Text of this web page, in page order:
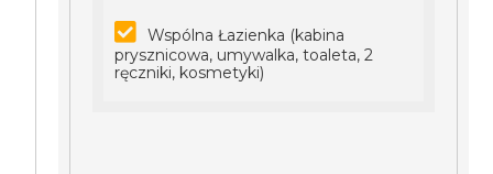
Wspólna Łazienka (kabina
prysznicowa, umywalka, toaleta, 2
ręczniki, kosmetyki)